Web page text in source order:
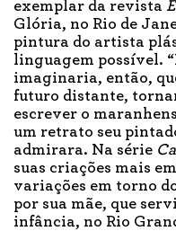
exemplar da revista
Glória, no Rio de
pintura do artista
linguagem possível.
imaginaria, então,
futuro distante,
escrever o
um retrato seu
admirara. Na série
suas criações mais
variações em torno
por sua mãe, que
infância, no Rio